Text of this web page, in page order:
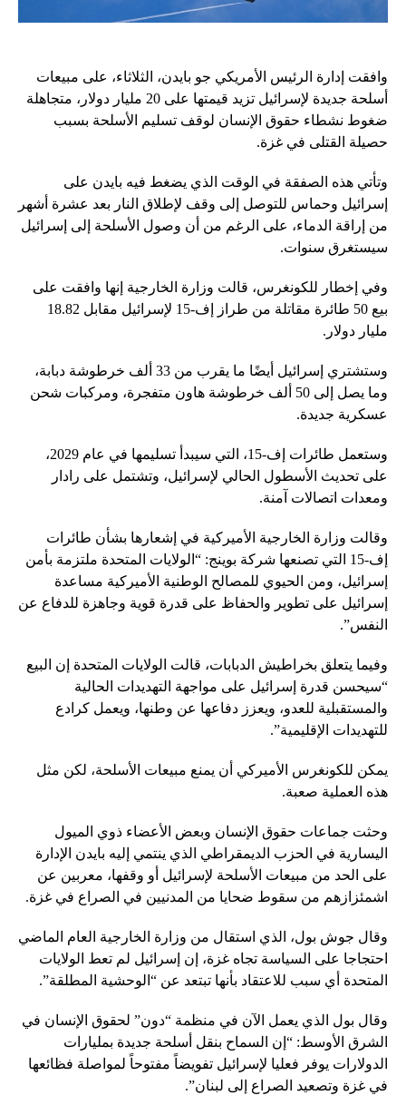
وافقت إدارة الرئيس الأمريكي جو بايدن، الثلاثاء، على مبيعات
أسلحة جديدة لإسرائيل تزيد قيمتها على 20 مليار دولار، متجاهلة
ضغوط نشطاء حقوق الإنسان لوقف تسليم الأسلحة بسبب
حصيلة القتلى في غزة.
وتأتي هذه الصفقة في الوقت الذي يضغط فيه بايدن على
إسرائيل وحماس للتوصل إلى وقف لإطلاق النار بعد عشرة أشهر
من إراقة الدماء، على الرغم من أن وصول الأسلحة إلى إسرائيل
سيستغرق سنوات.
وفي إخطار للكونغرس، قالت وزارة الخارجية إنها وافقت على
بيع 50 طائرة مقاتلة من طراز إف-15 لإسرائيل مقابل 18.82
مليار دولار.
وستشتري إسرائيل أيضًا ما يقرب من 33 ألف خرطوشة دبابة،
وما يصل إلى 50 ألف خرطوشة هاون متفجرة، ومركبات شحن
عسكرية جديدة.
وستعمل طائرات إف-15، التي سيبدأ تسليمها في عام 2029،
على تحديث الأسطول الحالي لإسرائيل، وتشتمل على رادار
ومعدات اتصالات آمنة.
وقالت وزارة الخارجية الأميركية في إشعارها بشأن طائرات
إف-15 التي تصنعها شركة بوينج: “الولايات المتحدة ملتزمة بأمن
إسرائيل، ومن الحيوي للمصالح الوطنية الأميركية مساعدة
إسرائيل على تطوير والحفاظ على قدرة قوية وجاهزة للدفاع عن
النفس”.
وفيما يتعلق بخراطيش الدبابات، قالت الولايات المتحدة إن البيع
“سيحسن قدرة إسرائيل على مواجهة التهديدات الحالية
والمستقبلية للعدو، ويعزز دفاعها عن وطنها، ويعمل كرادع
للتهديدات الإقليمية”.
يمكن للكونغرس الأميركي أن يمنع مبيعات الأسلحة، لكن مثل
هذه العملية صعبة.
وحثت جماعات حقوق الإنسان وبعض الأعضاء ذوي الميول
اليسارية في الحزب الديمقراطي الذي ينتمي إليه بايدن الإدارة
على الحد من مبيعات الأسلحة لإسرائيل أو وقفها، معربين عن
اشمئزازهم من سقوط ضحايا من المدنيين في الصراع في غزة.
وقال جوش بول، الذي استقال من وزارة الخارجية العام الماضي
احتجاجا على السياسة تجاه غزة، إن إسرائيل لم تعط الولايات
المتحدة أي سبب للاعتقاد بأنها تبتعد عن “الوحشية المطلقة”.
وقال بول الذي يعمل الآن في منظمة “دون” لحقوق الإنسان في
الشرق الأوسط: “إن السماح بنقل أسلحة جديدة بمليارات
الدولارات يوفر فعليا لإسرائيل تفويضاً مفتوحاً لمواصلة فظائعها
في غزة وتصعيد الصراع إلى لبنان”.